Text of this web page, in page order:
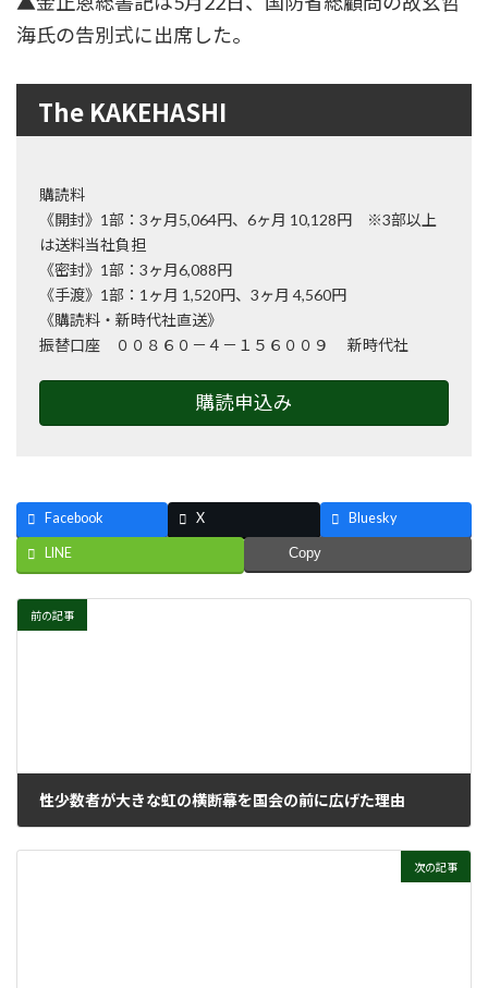
海氏の告別式に出席した。
The KAKEHASHI
購読料
《開封》1部：3ヶ月5,064円、6ヶ月 10,128円 ※3部以上
は送料当社負担
《密封》1部：3ヶ月6,088円
《手渡》1部：1ヶ月 1,520円、3ヶ月 4,560円
《購読料・新時代社直送》
振替口座 ００８６０－４－１５６００９ 新時代社
購読申込み
Facebook X Bluesky
LINE Copy
前の記事
性少数者が大きな虹の横断幕を国会の前に広げた理由
次の記事